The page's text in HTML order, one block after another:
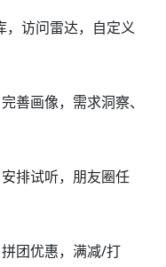
访问雷达，自定义
善画像，需求洞察、
排试听，朋友圈任
团优惠，满减/打